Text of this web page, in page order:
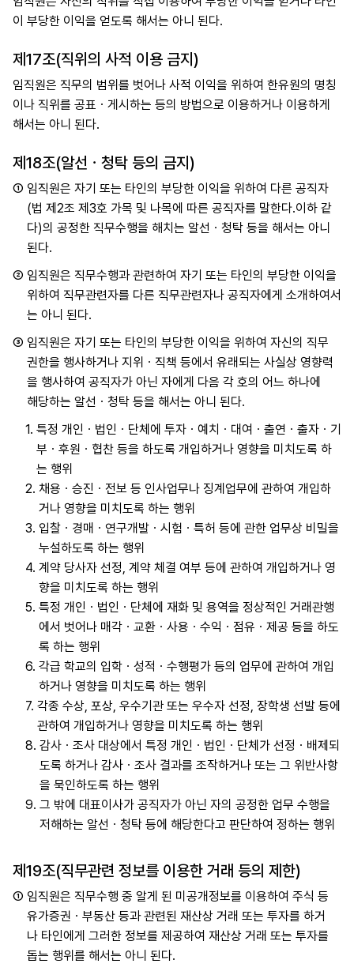
이 부당한 이익을 얻도록 해서는 아니 된다.
제17조(직위의 사적 이용 금지)
임직원은 직무의 범위를 벗어나 사적 이익을 위하여 한유원의 명칭
이나 직위를 공표ㆍ게시하는 등의 방법으로 이용하거나 이용하게
해서는 아니 된다.
제18조(알선ㆍ청탁 등의 금지)
① 임직원은 자기 또는 타인의 부당한 이익을 위하여 다른 공직자
(법 제2조 제3호 가목 및 나목에 따른 공직자를 말한다.이하 같
다)의 공정한 직무수행을 해치는 알선ㆍ청탁 등을 해서는 아니
된다.
② 임직원은 직무수행과 관련하여 자기 또는 타인의 부당한 이익을
위하여 직무관련자를 다른 직무관련자나 공직자에게 소개하여서
는 아니 된다.
③ 임직원은 자기 또는 타인의 부당한 이익을 위하여 자신의 직무
권한을 행사하거나 지위ㆍ직책 등에서 유래되는 사실상 영향력
을 행사하여 공직자가 아닌 자에게 다음 각 호의 어느 하나에
해당하는 알선ㆍ청탁 등을 해서는 아니 된다.
1. 특정 개인ㆍ법인ㆍ단체에 투자ㆍ예치ㆍ대여ㆍ출연ㆍ출자ㆍ기
부ㆍ후원ㆍ협찬 등을 하도록 개입하거나 영향을 미치도록 하
는 행위
2. 채용ㆍ승진ㆍ전보 등 인사업무나 징계업무에 관하여 개입하
거나 영향을 미치도록 하는 행위
3. 입찰ㆍ경매ㆍ연구개발ㆍ시험ㆍ특허 등에 관한 업무상 비밀을
누설하도록 하는 행위
4. 계약 당사자 선정, 계약 체결 여부 등에 관하여 개입하거나 영
향을 미치도록 하는 행위
5. 특정 개인ㆍ법인ㆍ단체에 재화 및 용역을 정상적인 거래관행
에서 벗어나 매각ㆍ교환ㆍ사용ㆍ수익ㆍ점유ㆍ제공 등을 하도
록 하는 행위
6. 각급 학교의 입학ㆍ성적ㆍ수행평가 등의 업무에 관하여 개입
하거나 영향을 미치도록 하는 행위
7. 각종 수상, 포상, 우수기관 또는 우수자 선정, 장학생 선발 등에
관하여 개입하거나 영향을 미치도록 하는 행위
8. 감사ㆍ조사 대상에서 특정 개인ㆍ법인ㆍ단체가 선정ㆍ배제되
도록 하거나 감사ㆍ조사 결과를 조작하거나 또는 그 위반사항
을 묵인하도록 하는 행위
9. 그 밖에 대표이사가 공직자가 아닌 자의 공정한 업무 수행을
저해하는 알선ㆍ청탁 등에 해당한다고 판단하여 정하는 행위
제19조(직무관련 정보를 이용한 거래 등의 제한)
① 임직원은 직무수행 중 알게 된 미공개정보를 이용하여 주식 등
유가증권ㆍ부동산 등과 관련된 재산상 거래 또는 투자를 하거
나 타인에게 그러한 정보를 제공하여 재산상 거래 또는 투자를
돕는 행위를 해서는 아니 된다.